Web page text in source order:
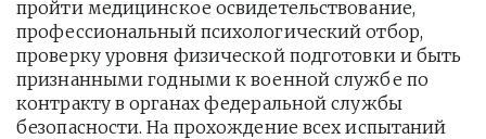
пройти медицинское освидетельствование,
профессиональный психологический отбор,
проверку уровня физической подготовки и быть
признанными годными к военной службе по
контракту в органах федеральной службы
безопасности. На прохождение всех испытаний